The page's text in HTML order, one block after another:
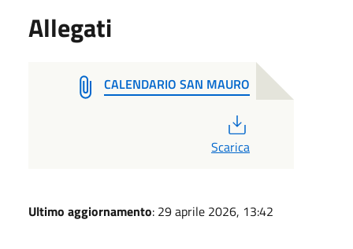
Allegati
CALENDARIO SAN MAURO
Scarica
Ultimo aggiornamento: 29 aprile 2026, 13:42